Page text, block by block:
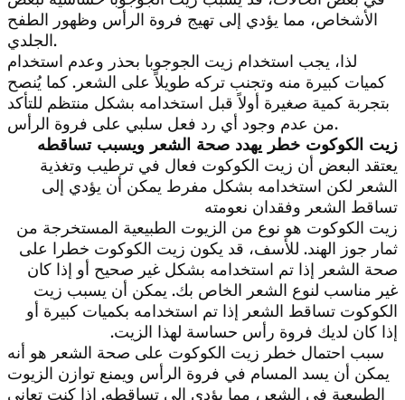
الأشخاص، مما يؤدي إلى تهيج فروة الرأس وظهور الطفح
الجلدي.
لذا، يجب استخدام زيت الجوجوبا بحذر وعدم استخدام
كميات كبيرة منه وتجنب تركه طويلاً على الشعر. كما يُنصح
بتجربة كمية صغيرة أولاً قبل استخدامه بشكل منتظم للتأكد
من عدم وجود أي رد فعل سلبي على فروة الرأس.
زيت الكوكوت خطر يهدد صحة الشعر ويسبب تساقطه
يعتقد البعض أن زيت الكوكوت فعال في ترطيب وتغذية
الشعر لكن استخدامه بشكل مفرط يمكن أن يؤدي إلى
تساقط الشعر وفقدان نعومته
زيت الكوكوت هو نوع من الزيوت الطبيعية المستخرجة من
ثمار جوز الهند. للأسف، قد يكون زيت الكوكوت خطرا على
صحة الشعر إذا تم استخدامه بشكل غير صحيح أو إذا كان
غير مناسب لنوع الشعر الخاص بك. يمكن أن يسبب زيت
الكوكوت تساقط الشعر إذا تم استخدامه بكميات كبيرة أو
إذا كان لديك فروة رأس حساسة لهذا الزيت.
سبب احتمال خطر زيت الكوكوت على صحة الشعر هو أنه
يمكن أن يسد المسام في فروة الرأس ويمنع توازن الزيوت
الطبيعية في الشعر، مما يؤدي إلى تساقطه. إذا كنت تعاني